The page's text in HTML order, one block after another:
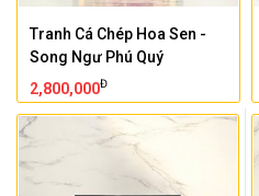
Tranh Cá Chép Hoa Sen -
Song Ngư Phú Quý
2,800,000Đ